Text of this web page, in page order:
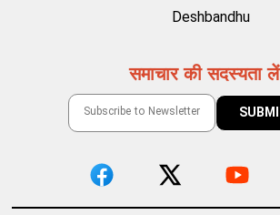
Deshbandhu
समाचार की सदस्यता लें